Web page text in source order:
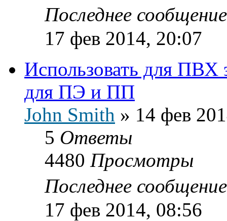
Последнее
17 фев 2014, 20:07
Использовать для ПВХ
для ПЭ и ПП
John Smith » 14 фев
5 Ответы
4480 Просмотры
Последнее
17 фев 2014, 08:56